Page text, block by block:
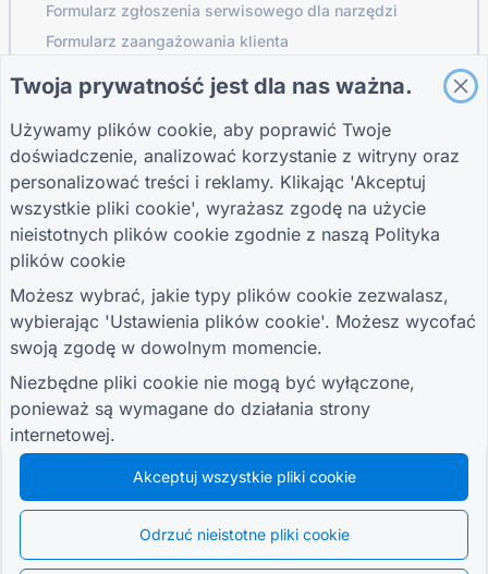
Formularz zgłoszenia serwisowego dla narzędzi
Formularz zaangażowania klienta
DOŁĄCZ DO SPOŁECZNOŚCI
PRZEWODNIKI
Centrum pomocy
Bloga
TIGER FORM
Przewodnik
FIRMA
O nas
Skontaktuj się z
nami
WARUNKI
Warunki
Polityka prywatności
Ustawienia plików
cookie
© 2026 QR Form Generator. All rights reserved.
Twoja prywatność jest dla nas ważna.
Używamy plików cookie, aby poprawić Twoje
doświadczenie, analizować korzystanie z witryny oraz
personalizować treści i reklamy. Klikając 'Akceptuj
wszystkie pliki cookie', wyrażasz zgodę na użycie
nieistotnych plików cookie zgodnie z naszą Polityka
plików cookie
Możesz wybrać, jakie typy plików cookie zezwalasz,
wybierając 'Ustawienia plików cookie'. Możesz wycofać
swoją zgodę w dowolnym momencie.
Niezbędne pliki cookie nie mogą być wyłączone,
ponieważ są wymagane do działania strony
internetowej.
Akceptuj wszystkie pliki cookie
Odrzuć nieistotne pliki cookie